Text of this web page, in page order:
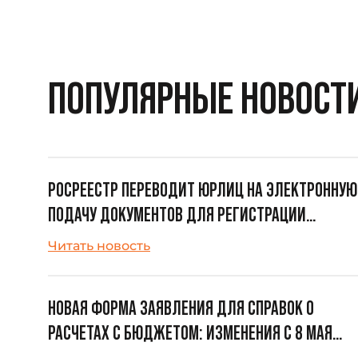
ПОПУЛЯРНЫЕ
РОСРЕЕСТР ПЕРЕВОДИТ ЮРЛИЦ НА ЭЛЕКТРОННУЮ
ПОДАЧУ ДОКУМЕНТОВ ДЛЯ РЕГИСТРАЦИИ
НЕДВИЖИМОСТИ
Читать новость
НОВАЯ ФОРМА ЗАЯВЛЕНИЯ ДЛЯ СПРАВОК О
РАСЧЕТАХ С БЮДЖЕТОМ: ИЗМЕНЕНИЯ С 8 МАЯ